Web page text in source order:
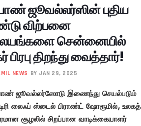
ஜூவல்லர்ஸின் புதிய
விற்பனை
சென்னையில்
பிரபு திறந்து வைத்தார்!
NEWS BY JAN 29, 2025
ஜூவல்லர்ஸோடு இணைந்து செயல்படும்
லைஃப் ஸ்டைல் பிராண்ட் ஷோரூமில், உலகத்
சூழலில் சிறப்பான வாடிக்கையாளர்